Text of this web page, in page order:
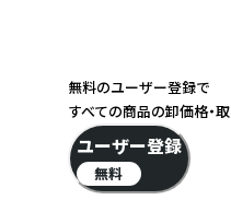
無料のユーザー登録で
すべての商品の卸価格・
ユーザー登録
無料